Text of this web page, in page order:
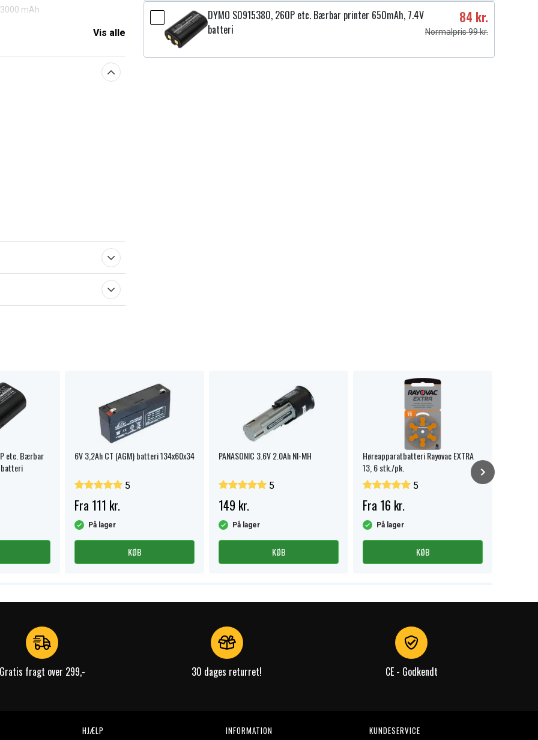
3000 mAh
Vis alle
DYMO S0915380, 260P etc. Bærbar printer 650mAh, 7.4V
batteri
84 kr.
Normalpris 99 kr.
etc. Bærbar
6V 3,2Ah CT (AGM) batteri 134x60x34
5
Fra 111 kr.
På lager
KØB
PANASONIC 3.6V 2.0Ah NI-MH
5
149 kr.
På lager
KØB
Høreapparatbatteri Rayovac EXTRA
13, 6 stk./pk.
5
Fra 16 kr.
På lager
KØB
Gratis fragt over 299,- 30 dages returret! CE - Godkendt
HJÆLP INFORMATION KUNDESERVICE